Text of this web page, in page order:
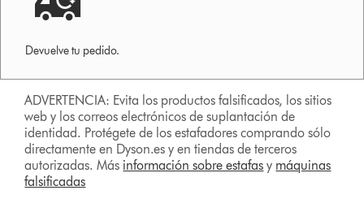
Devuelve tu pedido.
ADVERTENCIA: Evita los productos falsificados, los sitios
web y los correos electrónicos de suplantación de
identidad. Protégete de los estafadores comprando sólo
directamente en Dyson.es y en tiendas de terceros
autorizadas. Más información sobre estafas y máquinas
falsificadas